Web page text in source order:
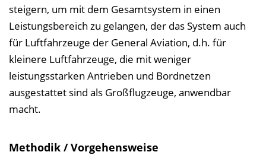
steigern, um mit dem Gesamtsystem in einen
Leistungsbereich zu gelangen, der das System auch
für Luftfahrzeuge der General Aviation, d.h. für
kleinere Luftfahrzeuge, die mit weniger
leistungsstarken Antrieben und Bordnetzen
ausgestattet sind als Großflugzeuge, anwendbar
macht.
Methodik / Vorgehensweise